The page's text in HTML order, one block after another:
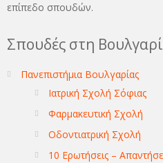
επίπεδο σπουδών.
Σπουδές στη
Πανεπιστήμια Βουλγαρίας
Ιατρική Σχολή Σόφιας
Φαρμακευτική Σχολή
Οδοντιατρική Σχολή
10 Ερωτήσεις –